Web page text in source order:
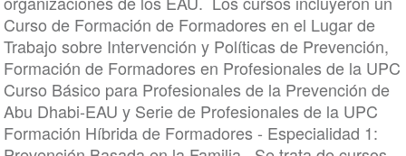
Curso de Formación de Formadores en el Lugar de
Trabajo sobre Intervención y Políticas de Prevención,
Formación de Formadores en Profesionales de la UPC
Curso Básico para Profesionales de la Prevención de
Abu Dhabi-EAU y Serie de Profesionales de la UPC
Formación Híbrida de Formadores - Especialidad 1: